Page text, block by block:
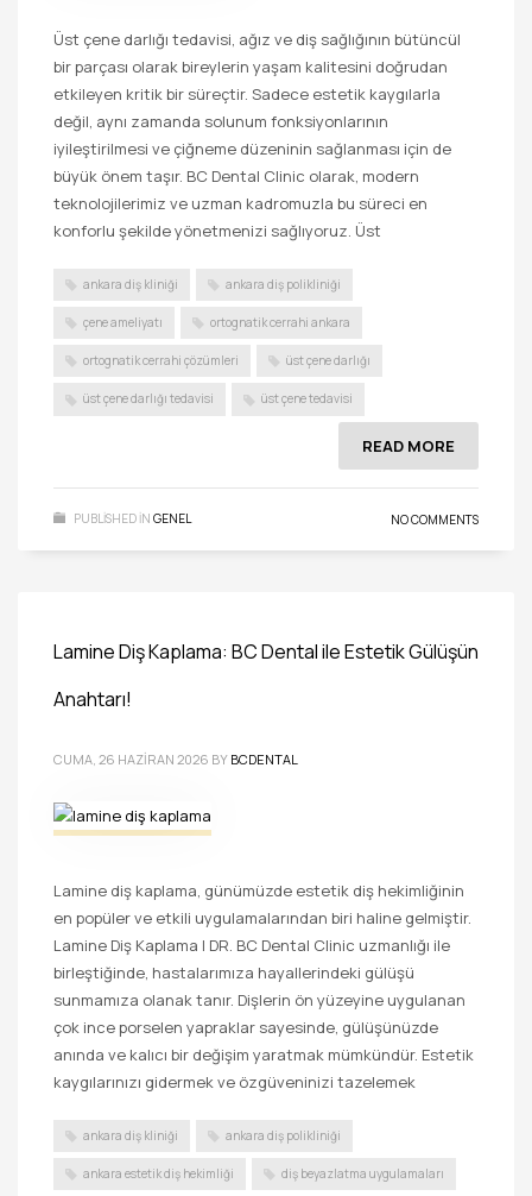
Üst çene darlığı tedavisi, ağız ve diş sağlığının bütüncül
bir parçası olarak bireylerin yaşam kalitesini doğrudan
etkileyen kritik bir süreçtir. Sadece estetik kaygılarla
değil, aynı zamanda solunum fonksiyonlarının
iyileştirilmesi ve çiğneme düzeninin sağlanması için de
büyük önem taşır. BC Dental Clinic olarak, modern
teknolojilerimiz ve uzman kadromuzla bu süreci en
konforlu şekilde yönetmenizi sağlıyoruz. Üst
ankara diş kliniği ankara diş polikliniği
çene ameliyatı ortognatik cerrahi ankara
ortognatik cerrahi çözümleri üst çene darlığı
üst çene darlığı tedavisi üst çene tedavisi
READ MORE
PUBLISHED IN GENEL NO COMMENTS
Lamine Diş Kaplama: BC Dental ile Estetik Gülüşün
Anahtarı!
CUMA, 26 HAZIRAN 2026 BY BCDENTAL
Lamine diş kaplama, günümüzde estetik diş hekimliğinin
en popüler ve etkili uygulamalarından biri haline gelmiştir.
Lamine Diş Kaplama | DR. BC Dental Clinic uzmanlığı ile
birleştiğinde, hastalarımıza hayallerindeki gülüşü
sunmamıza olanak tanır. Dişlerin ön yüzeyine uygulanan
çok ince porselen yapraklar sayesinde, gülüşünüzde
anında ve kalıcı bir değişim yaratmak mümkündür. Estetik
kaygılarınızı gidermek ve özgüveninizi tazelemek
ankara diş kliniği ankara diş polikliniği
ankara estetik diş hekimliği diş beyazlatma uygulamaları